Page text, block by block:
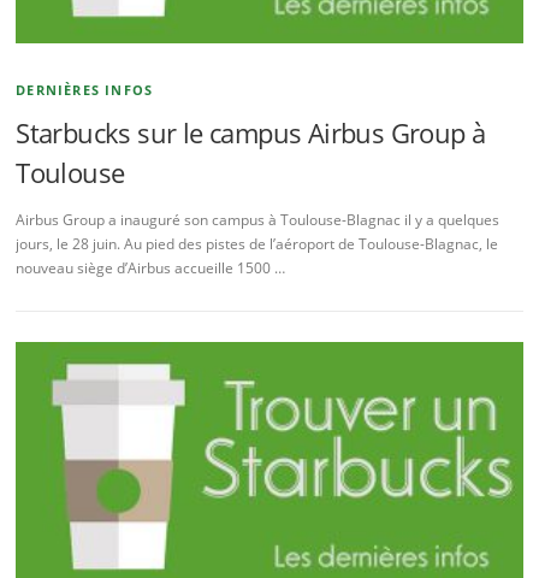
DERNIÈRES INFOS
Starbucks sur le campus Airbus Group à
Toulouse
Airbus Group a inauguré son campus à Toulouse-Blagnac il y a quelques
jours, le 28 juin. Au pied des pistes de l’aéroport de Toulouse-Blagnac, le
nouveau siège d’Airbus accueille 1500 …